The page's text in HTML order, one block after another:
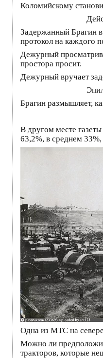
Коломийскому
Задержанный Брагин в
протокол на каждого
Дежурный
простора просит.
Дежурный вручает
Брагин размышляет,
В другом месте
63,2%, в среднем 33%,
Одна из МТС на
Можно ли
тракторов, которые